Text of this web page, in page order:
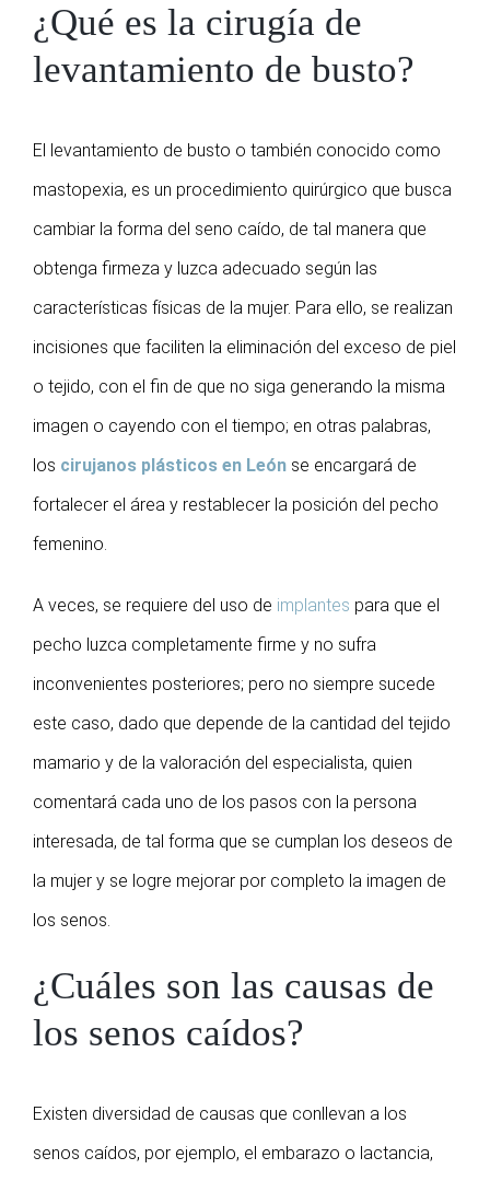
¿Qué es la cirugía de
levantamiento de busto?
El levantamiento de busto o también conocido como
mastopexia, es un procedimiento quirúrgico que busca
cambiar la forma del seno caído, de tal manera que
obtenga firmeza y luzca adecuado según las
características físicas de la mujer. Para ello, se realizan
incisiones que faciliten la eliminación del exceso de piel
o tejido, con el fin de que no siga generando la misma
imagen o cayendo con el tiempo; en otras palabras,
los cirujanos plásticos en León se encargará de
fortalecer el área y restablecer la posición del pecho
femenino.
A veces, se requiere del uso de implantes para que el
pecho luzca completamente firme y no sufra
inconvenientes posteriores; pero no siempre sucede
este caso, dado que depende de la cantidad del tejido
mamario y de la valoración del especialista, quien
comentará cada uno de los pasos con la persona
interesada, de tal forma que se cumplan los deseos de
la mujer y se logre mejorar por completo la imagen de
los senos.
¿Cuáles son las causas de
los senos caídos?
Existen diversidad de causas que conllevan a los
senos caídos, por ejemplo, el embarazo o lactancia,